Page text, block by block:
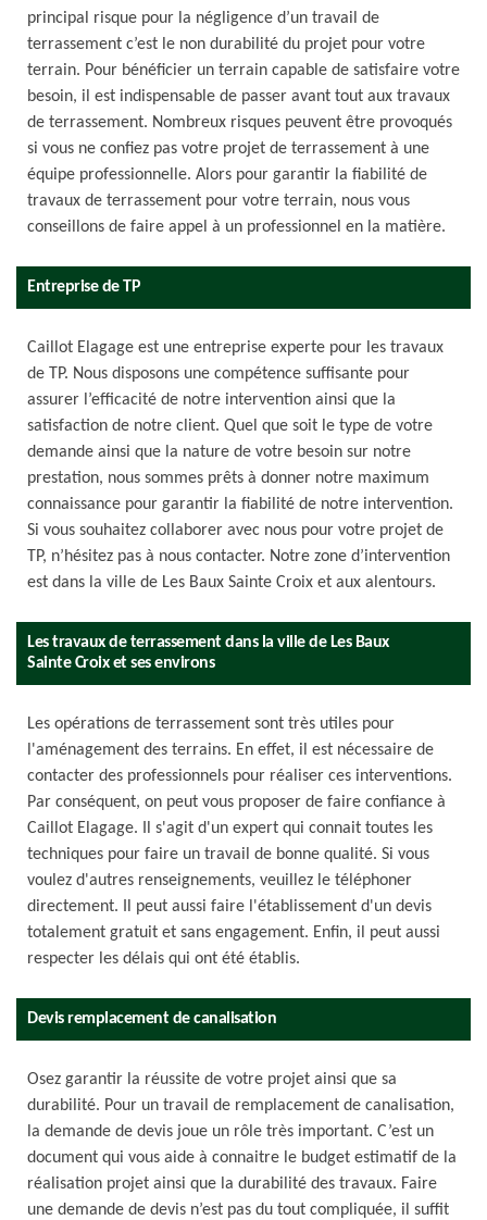
principal risque pour la négligence d’un travail de
terrassement c’est le non durabilité du projet pour votre
terrain. Pour bénéficier un terrain capable de satisfaire votre
besoin, il est indispensable de passer avant tout aux travaux
de terrassement. Nombreux risques peuvent être provoqués
si vous ne confiez pas votre projet de terrassement à une
équipe professionnelle. Alors pour garantir la fiabilité de
travaux de terrassement pour votre terrain, nous vous
conseillons de faire appel à un professionnel en la matière.
Entreprise de TP
Caillot Elagage est une entreprise experte pour les travaux
de TP. Nous disposons une compétence suffisante pour
assurer l’efficacité de notre intervention ainsi que la
satisfaction de notre client. Quel que soit le type de votre
demande ainsi que la nature de votre besoin sur notre
prestation, nous sommes prêts à donner notre maximum
connaissance pour garantir la fiabilité de notre intervention.
Si vous souhaitez collaborer avec nous pour votre projet de
TP, n’hésitez pas à nous contacter. Notre zone d’intervention
est dans la ville de Les Baux Sainte Croix et aux alentours.
Les travaux de terrassement dans la ville de Les Baux
Sainte Croix et ses environs
Les opérations de terrassement sont très utiles pour
l'aménagement des terrains. En effet, il est nécessaire de
contacter des professionnels pour réaliser ces interventions.
Par conséquent, on peut vous proposer de faire confiance à
Caillot Elagage. Il s'agit d'un expert qui connait toutes les
techniques pour faire un travail de bonne qualité. Si vous
voulez d'autres renseignements, veuillez le téléphoner
directement. Il peut aussi faire l'établissement d'un devis
totalement gratuit et sans engagement. Enfin, il peut aussi
respecter les délais qui ont été établis.
Devis remplacement de canalisation
Osez garantir la réussite de votre projet ainsi que sa
durabilité. Pour un travail de remplacement de canalisation,
la demande de devis joue un rôle très important. C’est un
document qui vous aide à connaitre le budget estimatif de la
réalisation projet ainsi que la durabilité des travaux. Faire
une demande de devis n’est pas du tout compliquée, il suffit